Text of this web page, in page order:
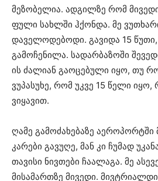
მეზობელია. ადგილზე რომ
ფული სახლში ჰქონდა. მე
დაველოდებოდი. გავიდა 15 წუთი,
გამოჩენილა. სადარბაზოში
ის ძალიან გაოცებული იყო, თუ
ვუპასუხე, რომ უკვე 15 წელი
ვიყავით.
ღამე გამოძახებაზე აეროპორტში
კარები გავუღე, მან კი ჩუმად
თავისი ნივთები ჩაალაგა. მე
მისამართზე მივედი.